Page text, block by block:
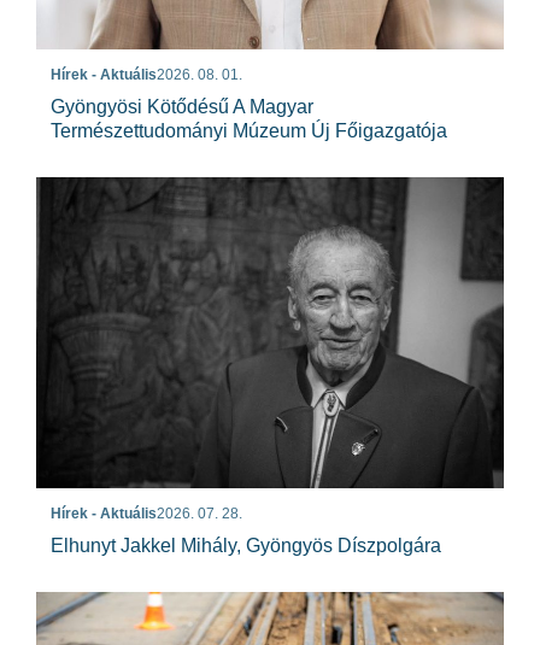
Hírek - Aktuális2026. 08. 01.
Gyöngyösi Kötődésű A Magyar
Természettudományi Múzeum Új Főigazgatója
Hírek - Aktuális2026. 07. 28.
Elhunyt Jakkel Mihály, Gyöngyös Díszpolgára